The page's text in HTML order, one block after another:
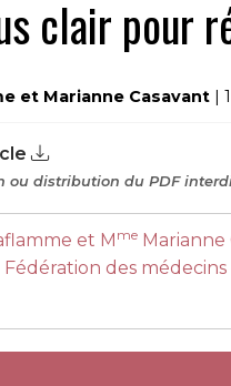
clair pour
et Marianne Casavant |
ou distribution du PDF
et Mme
des